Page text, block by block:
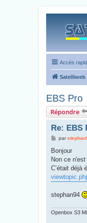
Accès
Satelliweb
EBS Pro
Répondre
Re: EBS
M
s
a
g
par
Bonjour
Non ce n'est
C’était déjà
stephan94
Openbox S3